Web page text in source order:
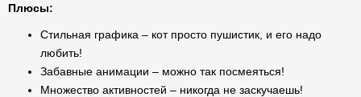
Плюсы:
Стильная графика – кот просто пушистик, и его надо
любить!
Забавные анимации – можно так посмеяться!
Множество активностей – никогда не заскучаешь!